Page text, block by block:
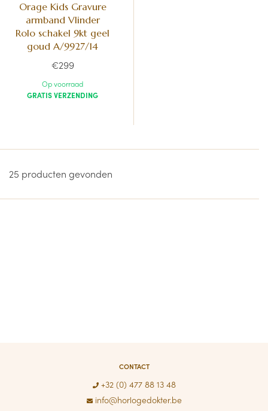
Orage Kids Gravure
armband Vlinder
Rolo schakel 9kt geel
goud A/9927/14
€299
Op voorraad
GRATIS VERZENDING
25 producten gevonden
CONTACT
+32 (0) 477 88 13 48
info@horlogedokter.be